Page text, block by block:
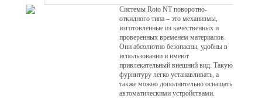
Системы Roto NT поворотно-
откидного типа – это механизмы,
изготовленные из качественных и
проверенных временем материалов.
Они абсолютно безопасны, удобны в
использовании и имеют
привлекательный внешний вид. Такую
фурнитуру легко устанавливать, а
также можно дополнительно оснащать
автоматическими устройствами.